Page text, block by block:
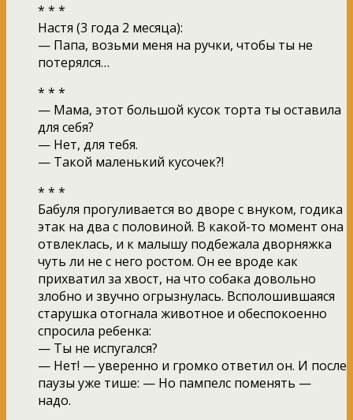
* * *
Настя (3 года 2 месяца):
— Папа, возьми меня на ручки, чтобы ты не
потерялся…
* * *
— Мама, этот большой кусок торта ты оставила
для себя?
— Нет, для тебя.
— Такой маленький кусочек?!
* * *
Бабуля прогуливается во дворе с внуком, годика
этак на два с половиной. В какой-то момент она
отвлеклась, и к малышу подбежала дворняжка
чуть ли не с него ростом. Он ее вроде как
прихватил за хвост, на что собака довольно
злобно и звучно огрызнулась. Всполошившаяся
старушка отогнала животное и обеспокоенно
спросила ребенка:
— Ты не испугался?
— Нет! — уверенно и громко ответил он. И после
паузы уже тише: — Но пампелс поменять —
надо.